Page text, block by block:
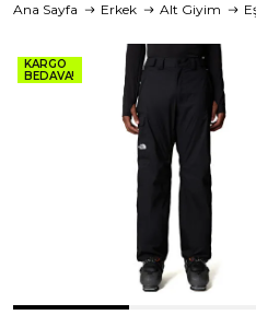
Ana Sayfa Erkek Alt Giyim
KARGO
BEDAVA!